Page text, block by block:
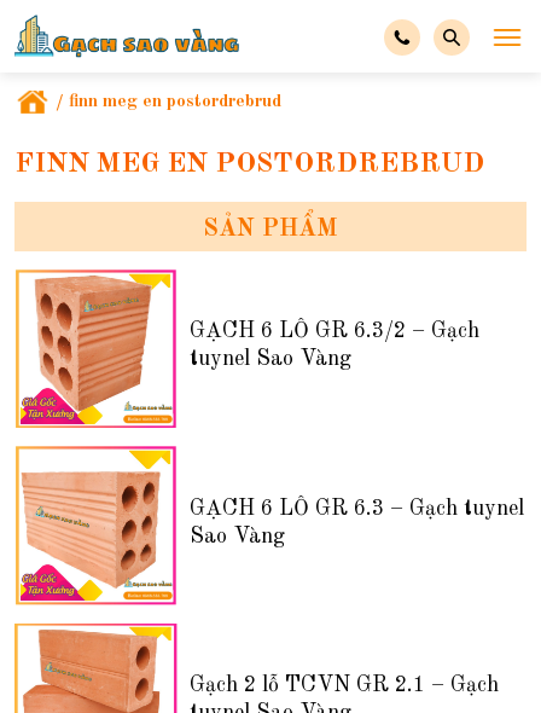
/ finn meg en postordrebrud
FINN MEG EN POSTORDREBRUD
SẢN PHẨM
GẠCH 6 LỖ GR 6.3/2 – Gạch
tuynel Sao Vàng
GẠCH 6 LỖ GR 6.3 – Gạch tuynel
Sao Vàng
Gạch 2 lỗ TCVN GR 2.1 – Gạch